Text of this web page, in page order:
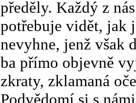
předěly. Každý z
potřebuje vidět, jak
nevyhne, jenž však
ba přímo objevně
zkraty, zklamaná
Podvědomí si s